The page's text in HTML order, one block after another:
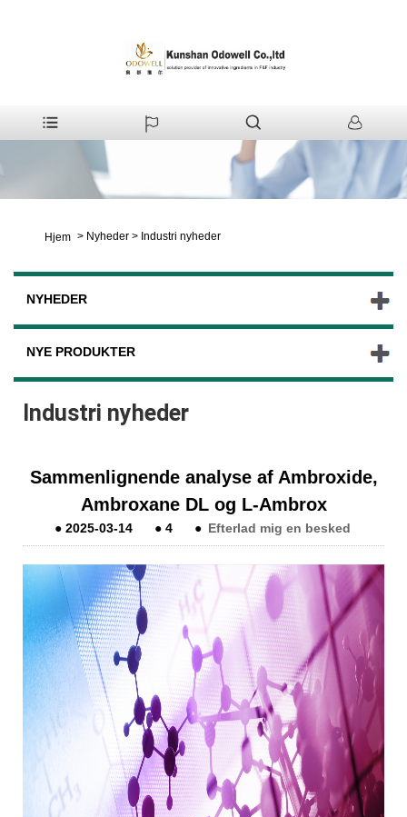
Hjem > Nyheder > Industri nyheder
NYHEDER
NYE PRODUKTER
Industri nyheder
Sammenlignende analyse af Ambroxide,
Ambroxane DL og L-Ambrox
● 2025-03-14 ● 4 ● Efterlad mig en besked